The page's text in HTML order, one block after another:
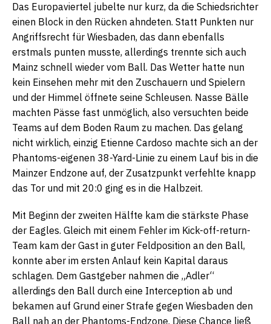
Das Europaviertel jubelte nur kurz, da die Schiedsrichter
einen Block in den Rücken ahndeten. Statt Punkten nur
Angriffsrecht für Wiesbaden, das dann ebenfalls
erstmals punten musste, allerdings trennte sich auch
Mainz schnell wieder vom Ball. Das Wetter hatte nun
kein Einsehen mehr mit den Zuschauern und Spielern
und der Himmel öffnete seine Schleusen. Nasse Bälle
machten Pässe fast unmöglich, also versuchten beide
Teams auf dem Boden Raum zu machen. Das gelang
nicht wirklich, einzig Etienne Cardoso machte sich an der
Phantoms-eigenen 38-Yard-Linie zu einem Lauf bis in die
Mainzer Endzone auf, der Zusatzpunkt verfehlte knapp
das Tor und mit 20:0 ging es in die Halbzeit.
Mit Beginn der zweiten Hälfte kam die stärkste Phase
der Eagles. Gleich mit einem Fehler im Kick-off-return-
Team kam der Gast in guter Feldposition an den Ball,
konnte aber im ersten Anlauf kein Kapital daraus
schlagen. Dem Gastgeber nahmen die „Adler“
allerdings den Ball durch eine Interception ab und
bekamen auf Grund einer Strafe gegen Wiesbaden den
Ball nah an der Phantoms-Endzone. Diese Chance ließ